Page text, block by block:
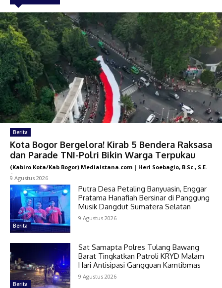
Berita
Kota Bogor Bergelora! Kirab 5 Bendera Raksasa
dan Parade TNI-Polri Bikin Warga Terpukau
(Kabiro Kota/Kab Bogor) Mediaistana.com | Heri Soebagio, B.Sc., S.E.
-
9 Agustus 2026
Berita
Putra Desa Petaling Banyuasin, Enggar
Pratama Hanafiah Bersinar di Panggung
Musik Dangdut Sumatera Selatan
9 Agustus 2026
Berita
Sat Samapta Polres Tulang Bawang
Barat Tingkatkan Patroli KRYD Malam
Hari Antisipasi Gangguan Kamtibmas
9 Agustus 2026